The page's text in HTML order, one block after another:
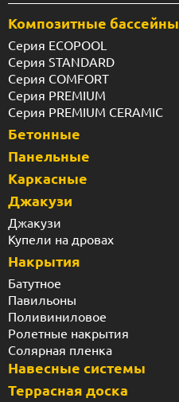
Композитные бассейны
Серия ECOPOOL
Серия STANDARD
Серия COMFORT
Серия PREMIUM
Серия PREMIUM CERAMIC
Бетонные
Панельные
Каркасные
Джакузи
Джакузи
Купели на дровах
Накрытия
Батутное
Павильоны
Поливиниловое
Ролетные накрытия
Солярная пленка
Навесные системы
Террасная доска